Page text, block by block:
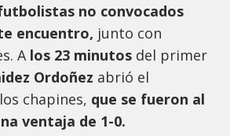
no convocados
encuentro, junto con
A los 23 minutos del primer
Ordoñez abrió el
chapines, que se fueron al
ventaja de 1-0.